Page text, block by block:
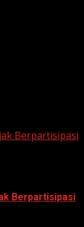
Berpartisipasi
Berpartisipasi